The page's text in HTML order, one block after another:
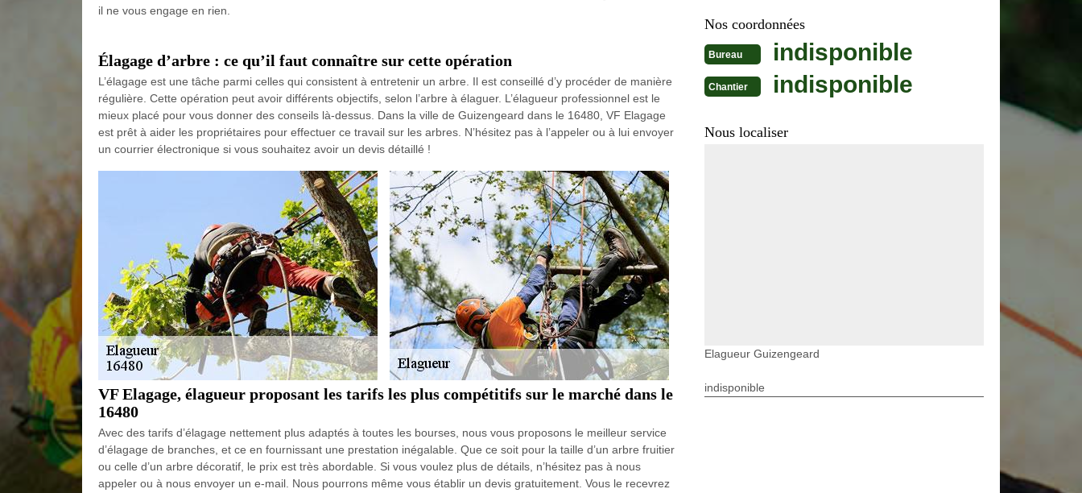
il ne vous engage en rien.
Élagage d’arbre : ce qu’il faut connaître sur cette opération
L’élagage est une tâche parmi celles qui consistent à entretenir un arbre. Il est conseillé d’y procéder de manière
régulière. Cette opération peut avoir différents objectifs, selon l’arbre à élaguer. L’élagueur professionnel est le
mieux placé pour vous donner des conseils là-dessus. Dans la ville de Guizengeard dans le 16480, VF Elagage
est prêt à aider les propriétaires pour effectuer ce travail sur les arbres. N’hésitez pas à l’appeler ou à lui envoyer
un courrier électronique si vous souhaitez avoir un devis détaillé !
VF Elagage, élagueur proposant les tarifs les plus compétitifs sur le marché dans le
16480
Avec des tarifs d’élagage nettement plus adaptés à toutes les bourses, nous vous proposons le meilleur service
d’élagage de branches, et ce en fournissant une prestation inégalable. Que ce soit pour la taille d’un arbre fruitier
ou celle d’un arbre décoratif, le prix est très abordable. Si vous voulez plus de détails, n’hésitez pas à nous
appeler ou à nous envoyer un e-mail. Nous pourrons même vous établir un devis gratuitement. Vous le recevrez
Nos coordonnées
Bureau indisponible
Chantier indisponible
Nous localiser
Elagueur Guizengeard
indisponible